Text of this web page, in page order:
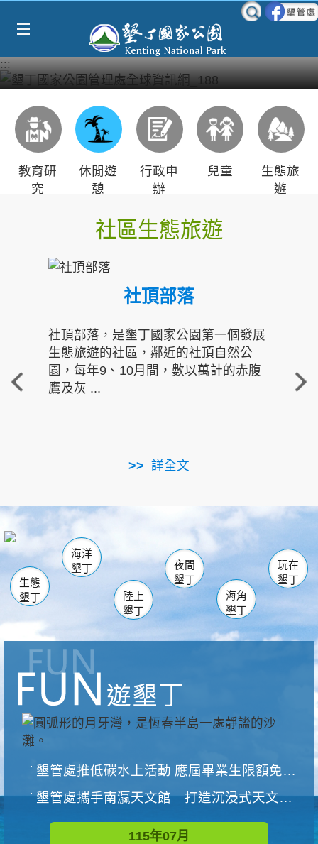
:::
教育研
究
休閒遊
憩
行政申
辦
兒童
生態旅
遊
社區生態旅遊
社頂部落
社頂部落，是墾丁國家公園第一個發展
生態旅遊的社區，鄰近的社頂自然公
園，每年9、10月間，數以萬計的赤腹
鷹及灰 ...
詳全文
重
走進
南仁湖
海生館
恆春 佳樂水
龍鑾潭自然中心 森林遊樂區
瓊麻館
關山 墾管處遊客中心
社頂公園 風吹沙
船帆石
白砂 龍磐公園
香蕉灣
砂島
鵝鑾鼻
生態
墾丁
海洋
墾丁
陸上
墾丁
夜間
墾丁
海角
墾丁
玩在
墾丁
墾管處推低碳水上活動 應屆畢業生限額免費參加
墾管處攜手南瀛天文館 打造沉浸式天文探索營隊
115年07月